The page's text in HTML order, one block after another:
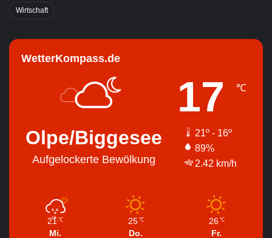
Wirtschaft
WetterKompass.de
Olpe/Biggesee
Aufgelockerte Bewölkung
17 ℃
21º - 16º
89%
2.42 km/h
21 ℃
Mi.
25 ℃
Do.
26 ℃
Fr.